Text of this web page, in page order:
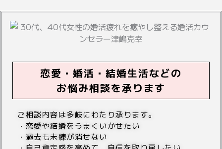
恋愛・婚活・結婚生活などの
お悩み相談を承ります
ご相談内容は多岐にわたり承ります。
・恋愛や結婚をうまくいかせたい
・過去も未練が消せない